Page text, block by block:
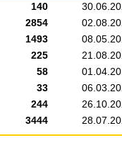
140
2854
1493
225
58
33
244
3444